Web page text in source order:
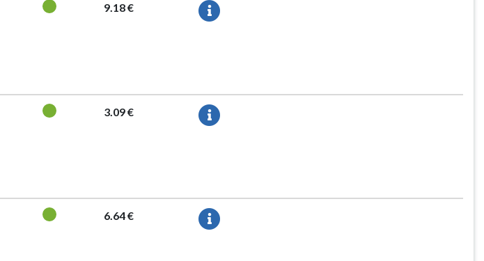
9.18 €
3.09 €
6.64 €